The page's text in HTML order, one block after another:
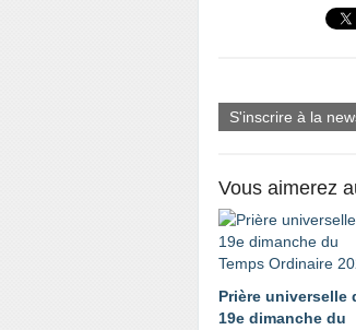
S'inscrire à la
Vous aimerez
Prière universelle
19e dimanche du